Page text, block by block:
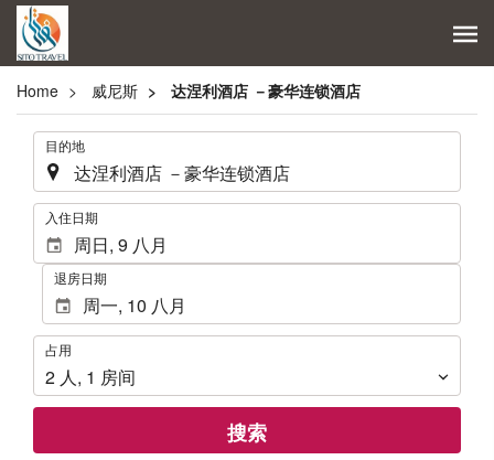
Home 威尼斯 达涅利酒店 －豪华连锁酒店
. 目的地
. 入住日期
退房日期
占
用
占用
2 人, 1 房间
搜索